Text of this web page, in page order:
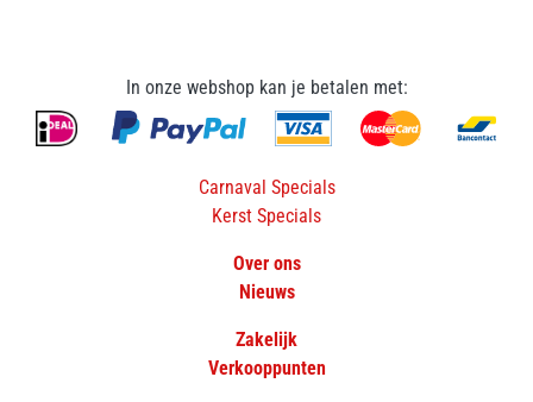
In onze webshop kan je betalen met:
Carnaval Specials
Kerst Specials
Over ons
Nieuws
Zakelijk
Verkooppunten